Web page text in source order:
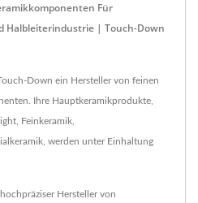
Für
Halbleiterindustrie | Touch-Down
Down ein Hersteller von feinen
Ihre Hauptkeramikprodukte,
Feinkeramik,
werden unter Einhaltung
Hersteller von